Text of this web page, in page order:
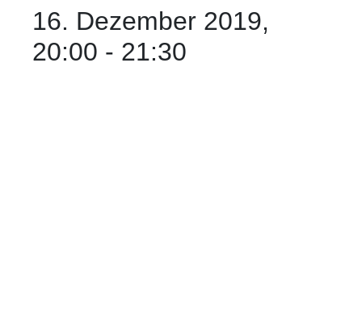
16. Dezember 2019,
20:00 - 21:30